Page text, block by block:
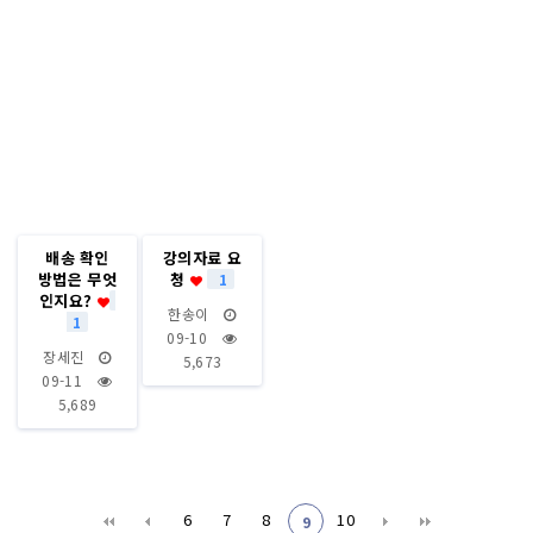
배송 확인
방법은 무엇
인지요?
1
장세진
09-11
5,689
강의자료 요
청
1
한송이
09-10
5,673
6 7 8 9 10